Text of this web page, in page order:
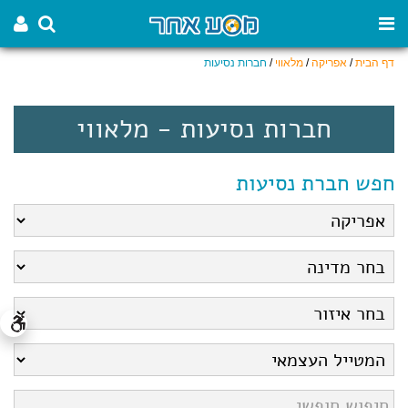
דף הבית/ אפריקה/ מלאווי / חברות נסיעות
חברות נסיעות - מלאווי
חפש חברת נסיעות